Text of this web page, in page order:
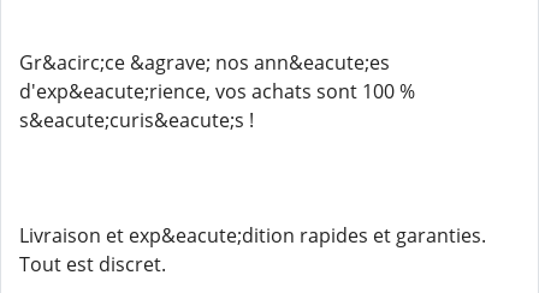
Gr&acirc;ce &agrave; nos ann&eacute;es
d'exp&eacute;rience, vos achats sont 100 %
s&eacute;curis&eacute;s !
Livraison et exp&eacute;dition rapides et garanties.
Tout est discret.